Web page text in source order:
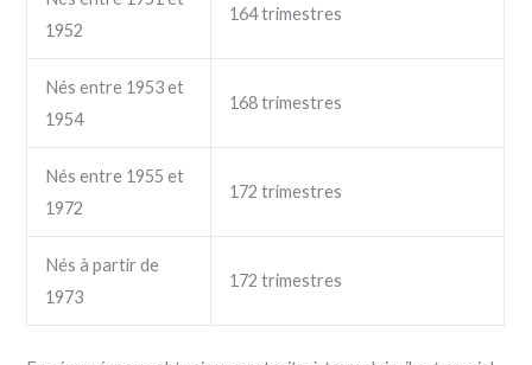
1952
164 trimestres
Nés entre 1953 et
1954
168 trimestres
Nés entre 1955 et
1972
172 trimestres
Nés à partir de
1973
172 trimestres